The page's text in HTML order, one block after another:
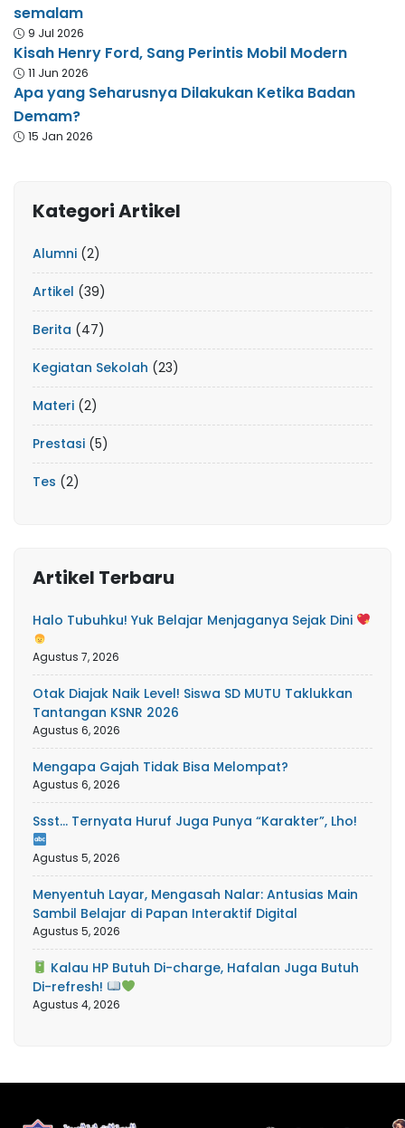
semalam
9 Jul 2026
Kisah Henry Ford, Sang Perintis Mobil Modern
11 Jun 2026
Apa yang Seharusnya Dilakukan Ketika Badan
Demam?
15 Jan 2026
Kategori Artikel
Alumni (2)
Artikel (39)
Berita (47)
Kegiatan Sekolah (23)
Materi (2)
Prestasi (5)
Tes (2)
Artikel Terbaru
Halo Tubuhku! Yuk Belajar Menjaganya Sejak Dini
Agustus 7, 2026
Otak Diajak Naik Level! Siswa SD MUTU Taklukkan
Tantangan KSNR 2026
Agustus 6, 2026
Mengapa Gajah Tidak Bisa Melompat?
Agustus 6, 2026
Ssst… Ternyata Huruf Juga Punya “Karakter”, Lho!
Agustus 5, 2026
Menyentuh Layar, Mengasah Nalar: Antusias Main
Sambil Belajar di Papan Interaktif Digital
Agustus 5, 2026
Kalau HP Butuh Di-charge, Hafalan Juga Butuh
Di-refresh!
Agustus 4, 2026